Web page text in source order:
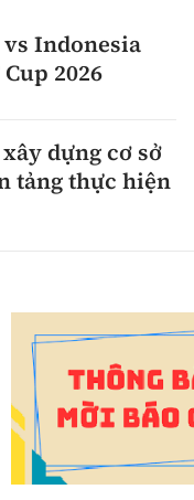
Indonesia
2026
dựng cơ sở
tảng thực hiện